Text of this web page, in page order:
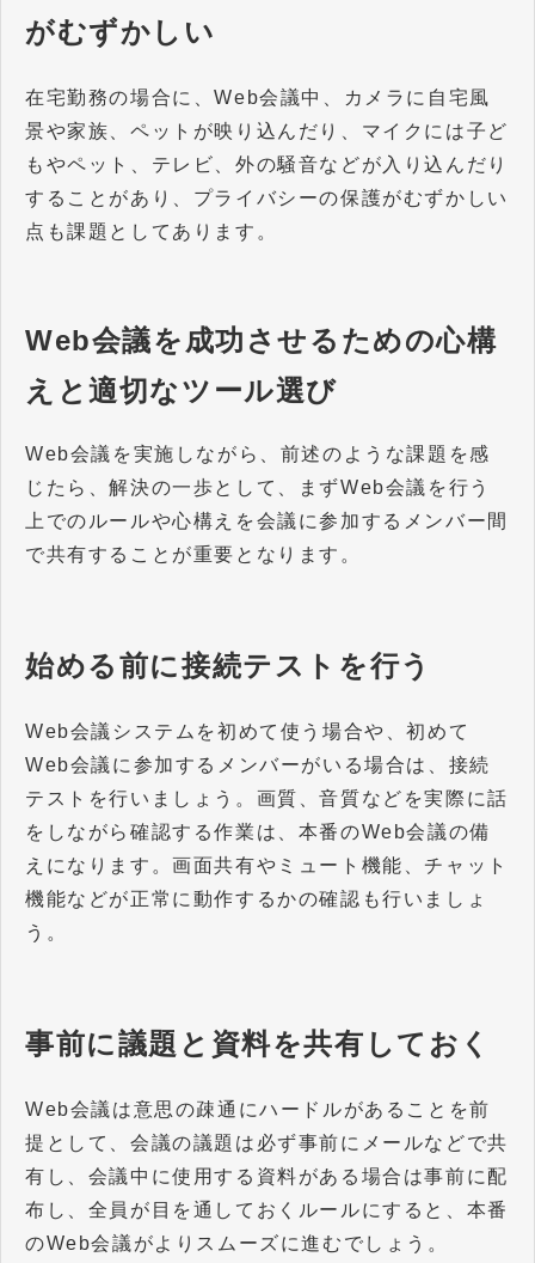
がむずかしい
在宅勤務の場合に、Web会議中、カメラに自宅風
景や家族、ペットが映り込んだり、マイクには子ど
もやペット、テレビ、外の騒音などが入り込んだり
することがあり、プライバシーの保護がむずかしい
点も課題としてあります。
Web会議を成功させるための心構
えと適切なツール選び
Web会議を実施しながら、前述のような課題を感
じたら、解決の一歩として、まずWeb会議を行う
上でのルールや心構えを会議に参加するメンバー間
で共有することが重要となります。
始める前に接続テストを行う
Web会議システムを初めて使う場合や、初めて
Web会議に参加するメンバーがいる場合は、接続
テストを行いましょう。画質、音質などを実際に話
をしながら確認する作業は、本番のWeb会議の備
えになります。画面共有やミュート機能、チャット
機能などが正常に動作するかの確認も行いましょ
う。
事前に議題と資料を共有しておく
Web会議は意思の疎通にハードルがあることを前
提として、会議の議題は必ず事前にメールなどで共
有し、会議中に使用する資料がある場合は事前に配
布し、全員が目を通しておくルールにすると、本番
のWeb会議がよりスムーズに進むでしょう。